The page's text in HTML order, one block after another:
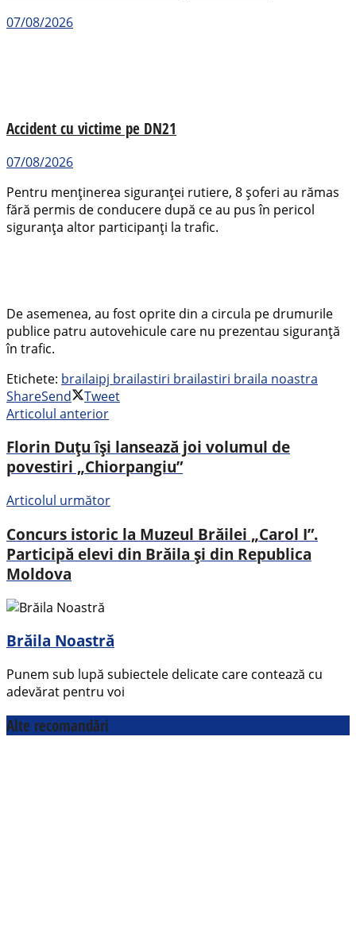
07/08/2026
Accident cu victime pe DN21
07/08/2026
Pentru menținerea siguranței rutiere, 8 șoferi au rămas
fără permis de conducere după ce au pus în pericol
siguranța altor participanți la trafic.
De asemenea, au fost oprite din a circula pe drumurile
publice patru autovehicule care nu prezentau siguranță
în trafic.
Etichete: brailaipj brailastiri brailastiri braila noastra
ShareSend
Tweet
Articolul anterior
Florin Duțu își lansează joi volumul de
povestiri „Chiorpangiu”
Articolul următor
Concurs istoric la Muzeul Brăilei „Carol I”.
Participă elevi din Brăila și din Republica
Moldova
Brăila Noastră
Punem sub lupă subiectele delicate care contează cu
adevărat pentru voi
Alte recomandări